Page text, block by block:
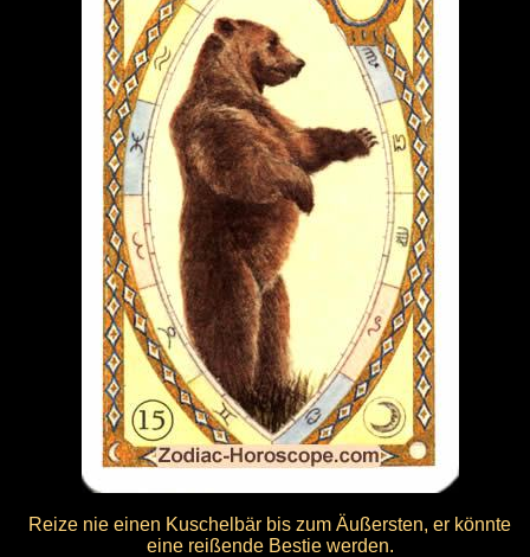
Reize nie einen Kuschelbär bis zum Äußersten, er könnte
eine reißende Bestie werden.